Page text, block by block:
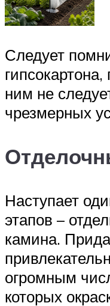
Следует
ним не
чрезмерных
Наступает
этапов –
камина.
огромным
которых